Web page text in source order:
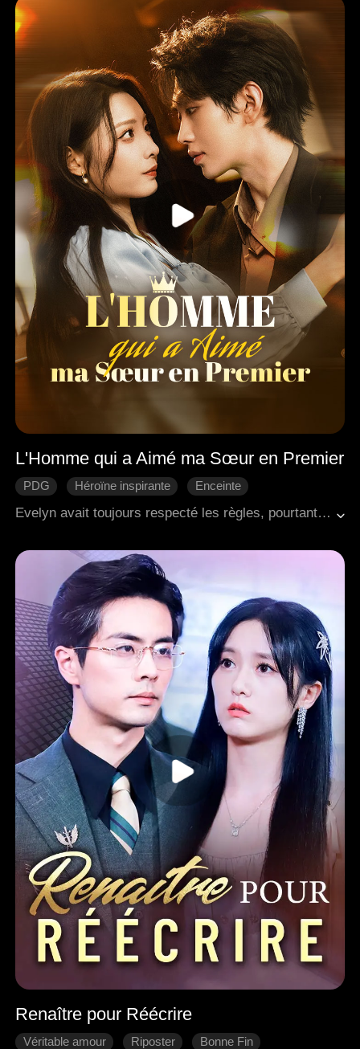
L'Homme qui a Aimé ma Sœur en Premier
PDG Héroïne inspirante
Enceinte
Romance moderne
Evelyn avait toujours respecté les règles, pourtant elle était tombée amoureuse de Logan, le rival de sa sœur. Pour lui plaire, elle s'était jointe à lui dans des moments intimes, en de nombreux endroits qui la laissaient emplie de honte. Après l'une de ces rencontres lors d'un camping en plein air, elle apprit par hasard que sa sœur avait été le premier amour de Logan, et qu'il n'était avec elle que pour se venger de sa sœur. Le cœur brisé, Evelyn décida de partir.
Renaître pour Réécrire
Véritable amour Riposter
Bonne Fin